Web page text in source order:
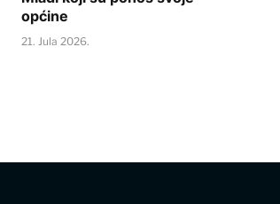
općine
21. Jula 2026.